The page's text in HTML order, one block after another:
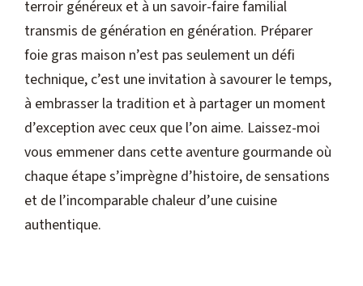
terroir généreux et à un savoir-faire familial
transmis de génération en génération. Préparer
foie gras maison n’est pas seulement un défi
technique, c’est une invitation à savourer le temps,
à embrasser la tradition et à partager un moment
d’exception avec ceux que l’on aime. Laissez-moi
vous emmener dans cette aventure gourmande où
chaque étape s’imprègne d’histoire, de sensations
et de l’incomparable chaleur d’une cuisine
authentique.